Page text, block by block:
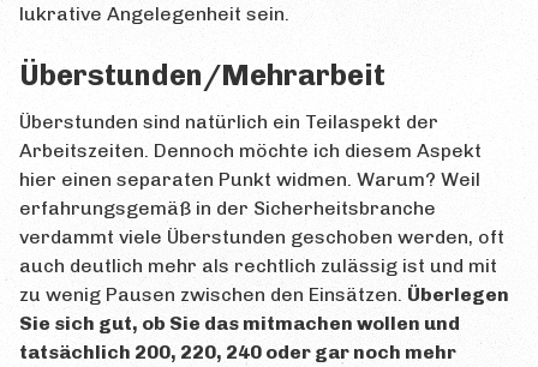
lukrative Angelegenheit sein.
Überstunden/Mehrarbeit
Überstunden sind natürlich ein Teilaspekt der
Arbeitszeiten. Dennoch möchte ich diesem Aspekt
hier einen separaten Punkt widmen. Warum? Weil
erfahrungsgemäß in der Sicherheitsbranche
verdammt viele Überstunden geschoben werden, oft
auch deutlich mehr als rechtlich zulässig ist und mit
zu wenig Pausen zwischen den Einsätzen. Überlegen
Sie sich gut, ob Sie das mitmachen wollen und
tatsächlich 200, 220, 240 oder gar noch mehr